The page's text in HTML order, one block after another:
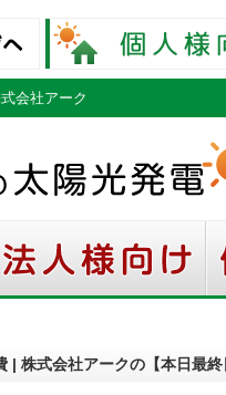
会社アーク
| 株式会社アークの【本日最